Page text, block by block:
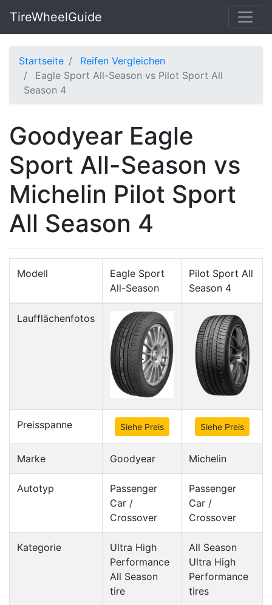
TireWheelGuide
Startseite
Reifen Vergleichen
Eagle Sport All-Season vs Pilot Sport All
Season 4
Goodyear Eagle
Sport All-Season vs
Michelin Pilot Sport
All Season 4
Modell
Eagle Sport
All-Season
Pilot Sport All
Season 4
Laufflächenfotos
Preisspanne Siehe Preis Siehe Preis
Marke Goodyear Michelin
Autotyp
Passenger
Car /
Crossover
Passenger
Car /
Crossover
Kategorie
Ultra High
Performance
All Season
tire
All Season
Ultra High
Performance
tires